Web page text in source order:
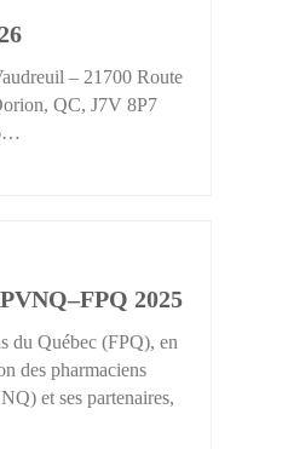
– 21700 Route
QC, J7V 8P7
2025
du Québec (FPQ), en
des pharmaciens
et ses partenaires,